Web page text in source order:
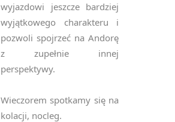
wyjazdowi jeszcze bardziej
wyjątkowego charakteru i
pozwoli spojrzeć na Andorę
z zupełnie innej
perspektywy.
Wieczorem spotkamy się na
kolacji, nocleg.